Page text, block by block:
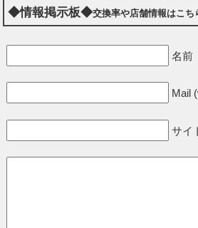
◆情報掲示板◆交換率や店舗情報はこ
名前
Mail
サイ